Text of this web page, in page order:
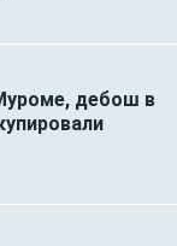
дебош в